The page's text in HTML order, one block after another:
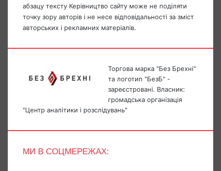
абзацу тексту Керівництво сайту може не поділяти
точку зору авторів і не несе відповідальності за зміст
авторських і рекламних матеріалів.
Торгова марка "Без Брехні"
та логотип "БезБ" -
зареєстровані. Власник:
громадська організація
"Центр аналітики і розслідувань"
МИ В СОЦМЕРЕЖАХ: